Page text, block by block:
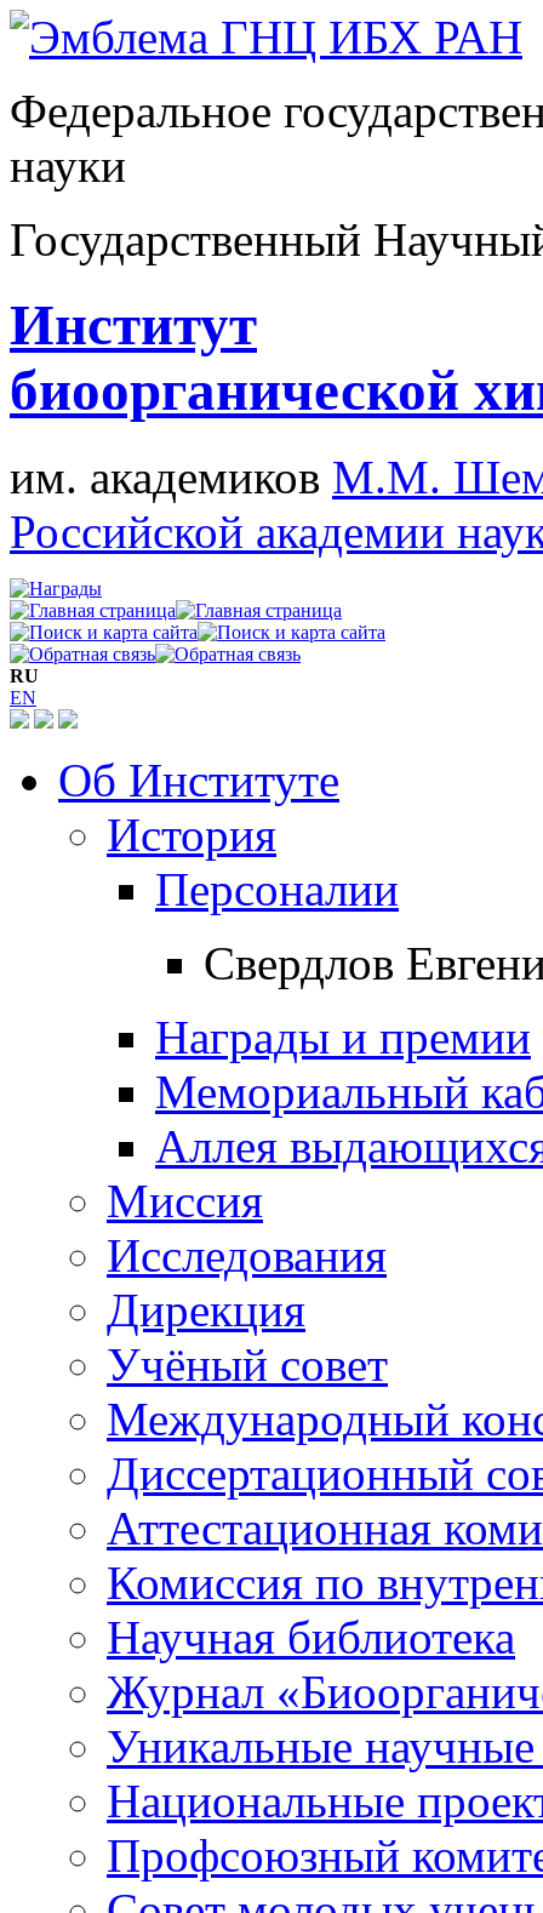
Федеральное
науки
Государственный
Институт
биоорганической
им. академиков М.М.
Российской академии
RU
EN
Об Институте
История
Персоналии
Свердлов
Награды и премии
Мемориальный
Аллея
Миссия
Исследования
Дирекция
Учёный совет
Международный
Диссертационный
Аттестационная
Комиссия по
Научная библиотека
Журнал
Уникальные научные
Национальные
Профсоюзный